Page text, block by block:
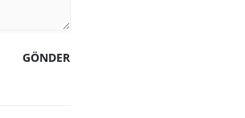
GÖNDER